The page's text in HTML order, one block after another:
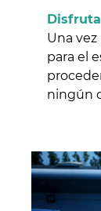
Una
para el
ningún